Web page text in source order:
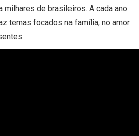
milhares de brasileiros. A cada ano
temas focados na família, no amor